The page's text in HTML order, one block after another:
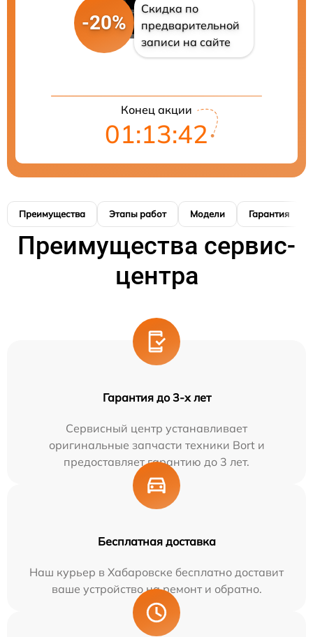
-20%
Скидка по
предварительной
записи на сайте
Конец акции
01:13:41
Преимущества Этапы работ Модели Гарантия
Преимущества сервис-
центра
Гарантия до 3-х лет
Сервисный центр устанавливает
оригинальные запчасти техники Bort и
предоставляет гарантию до 3 лет.
Бесплатная доставка
Наш курьер в Хабаровске бесплатно доставит
ваше устройство на ремонт и обратно.